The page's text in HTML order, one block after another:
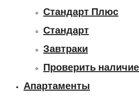
Стандарт Плюс
Стандарт
Завтраки
Проверить
Апартаменты